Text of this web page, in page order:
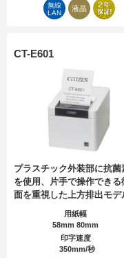
無線
LAN
液晶
CT-E601
プラスチック外装部に抗菌
を使用、片手で操作できる
面を重視した上方排出モデ
用紙幅
58mm 80mm
印字速度
350mm/秒